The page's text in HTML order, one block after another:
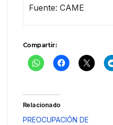
Fuente: CAME
Compartir:
Relacionado
PREOCUPACIÓN DE